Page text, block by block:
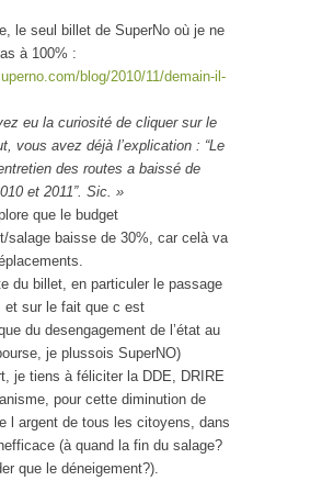
le seul billet de SuperNo où je ne
à 100% :
blog/2010/11/demain-il-
eu la curiosité de cliquer sur le
vous avez déjà l’explication : “Le
des routes a baissé de
et 2011”. Sic. »
que le budget
salage baisse de 30%, car celà va
du billet, en particuler le passage
et sur le fait que c est
du desengagement de l’état au
je plussois SuperNO)
je tiens à féliciter la DDE, DRIRE
pour cette diminution de
l argent de tous les citoyens, dans
(à quand la fin du salage?
que le déneigement?).